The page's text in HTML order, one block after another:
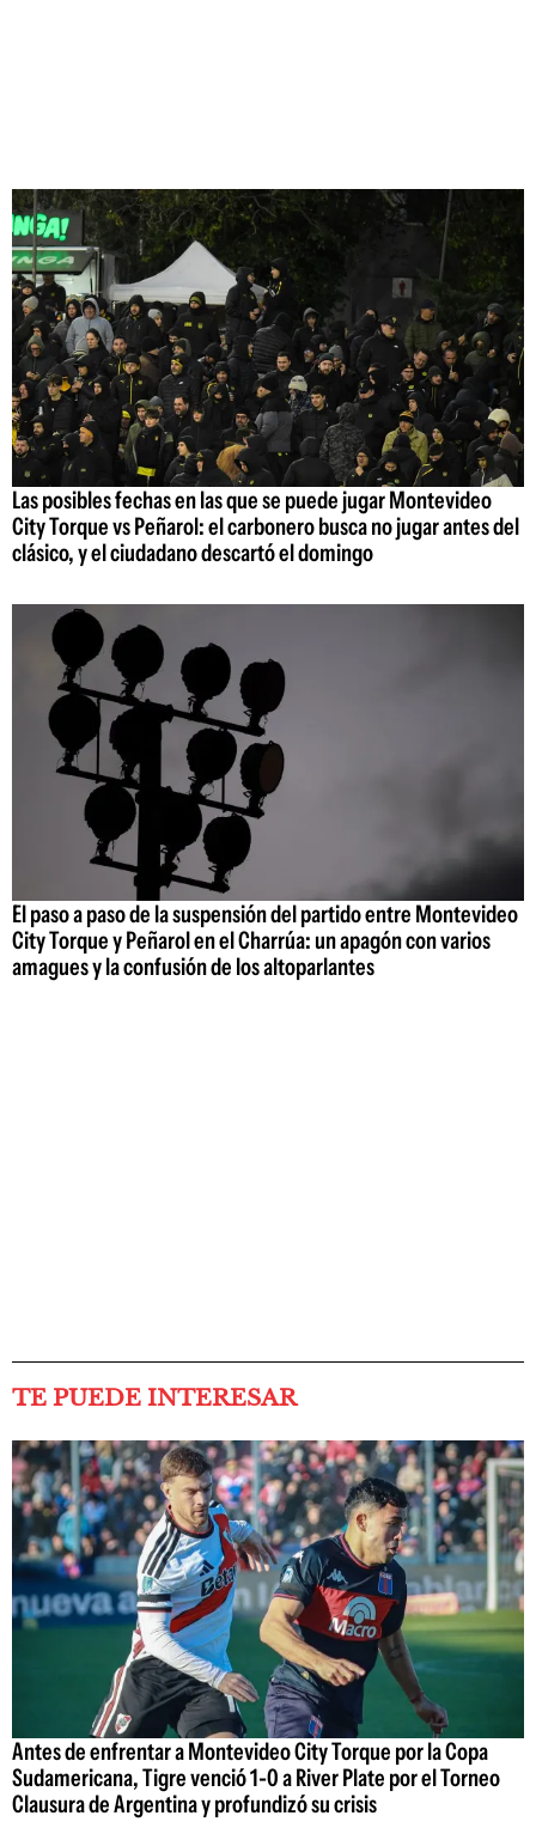
Las posibles fechas en las que se puede jugar Montevideo
City Torque vs Peñarol: el carbonero busca no jugar antes del
clásico, y el ciudadano descartó el domingo
El paso a paso de la suspensión del partido entre Montevideo
City Torque y Peñarol en el Charrúa: un apagón con varios
amagues y la confusión de los altoparlantes
TE PUEDE INTERESAR
Antes de enfrentar a Montevideo City Torque por la Copa
Sudamericana, Tigre venció 1-0 a River Plate por el Torneo
Clausura de Argentina y profundizó su crisis